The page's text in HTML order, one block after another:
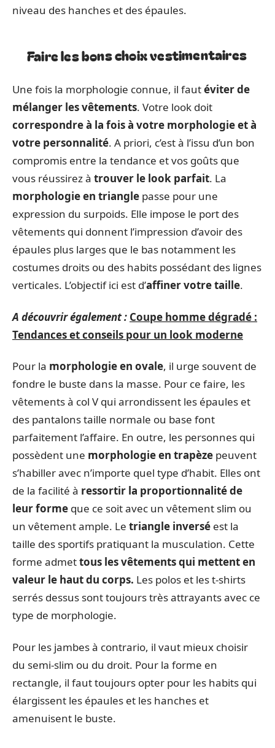
niveau des hanches et des épaules.
Faire les bons choix vestimentaires
Une fois la morphologie connue, il fautéviter de
mélanger les vêtements. Votre look doit
correspondre à la fois à votre morphologie et à
votre personnalité. A priori, c’est à l’issu d’un bon
compromis entre la tendance et vos goûts que
vous réussirez à trouver le look parfait. La
morphologie en triangle passe pour une
expression du surpoids. Elle impose le port des
vêtements qui donnent l’impression d’avoir des
épaules plus larges que le bas notamment les
costumes droits ou des habits possédant des lignes
verticales. L’objectif ici est d’affiner votre taille.
A découvrir également : Coupe homme dégradé :
Tendances et conseils pour un look moderne
Pour la morphologie en ovale, il urge souvent de
fondre le buste dans la masse. Pour ce faire, les
vêtements à col V qui arrondissent les épaules et
des pantalons taille normale ou base font
parfaitement l’affaire. En outre, les personnes qui
possèdent une morphologie en trapèze peuvent
s’habiller avec n’importe quel type d’habit. Elles ont
de la facilité à ressortir la proportionnalité de
leur forme que ce soit avec un vêtement slim ou
un vêtement ample. Le triangle inversé est la
taille des sportifs pratiquant la musculation. Cette
forme admettous les vêtements qui mettent en
valeur le haut du corps. Les polos et les t-shirts
serrés dessus sont toujours très attrayants avec ce
type de morphologie.
Pour les jambes à contrario, il vaut mieux choisir
du semi-slim ou du droit. Pour la forme en
rectangle, il faut toujours opter pour les habits qui
élargissent les épaules et les hanches et
amenuisent le buste.